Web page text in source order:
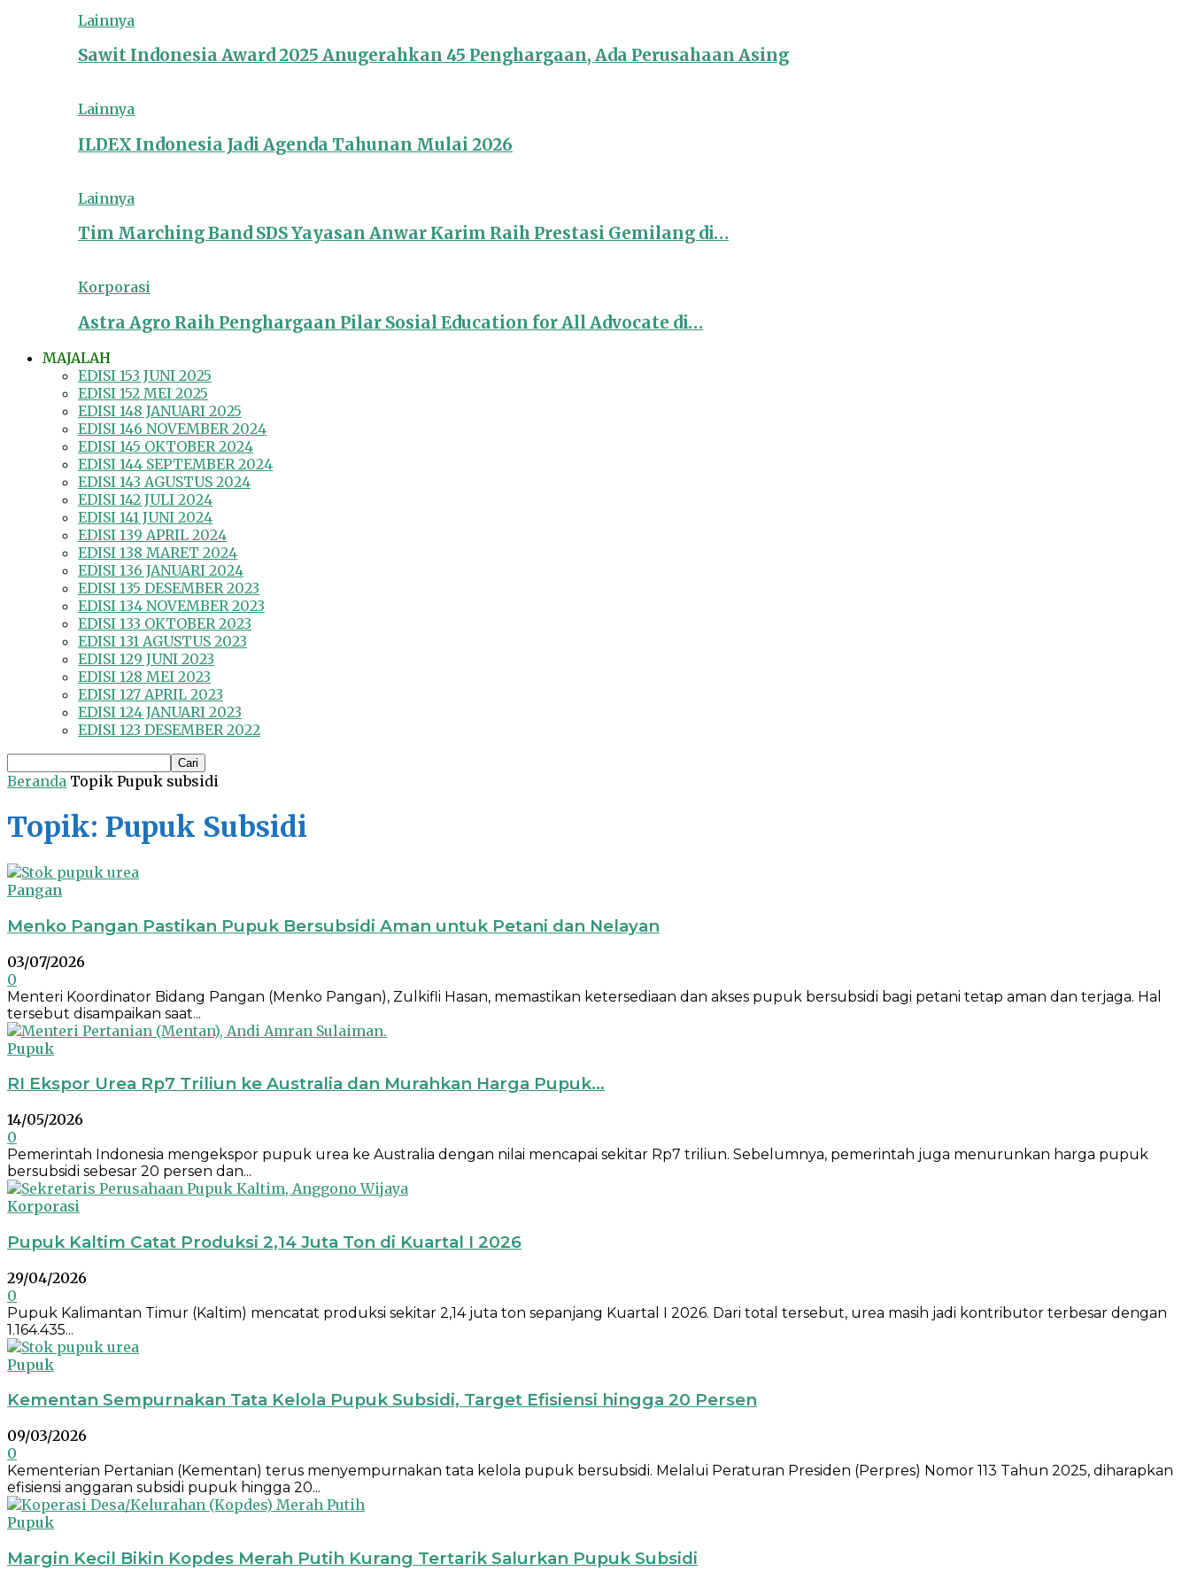
Lainnya
Sawit Indonesia Award 2025 Anugerahkan 45 Penghargaan, Ada Perusahaan Asing
Lainnya
ILDEX Indonesia Jadi Agenda Tahunan Mulai 2026
Lainnya
Tim Marching Band SDS Yayasan Anwar Karim Raih Prestasi Gemilang di…
Korporasi
Astra Agro Raih Penghargaan Pilar Sosial Education for All Advocate di…
MAJALAH
EDISI 153 JUNI 2025
EDISI 152 MEI 2025
EDISI 148 JANUARI 2025
EDISI 146 NOVEMBER 2024
EDISI 145 OKTOBER 2024
EDISI 144 SEPTEMBER 2024
EDISI 143 AGUSTUS 2024
EDISI 142 JULI 2024
EDISI 141 JUNI 2024
EDISI 139 APRIL 2024
EDISI 138 MARET 2024
EDISI 136 JANUARI 2024
EDISI 135 DESEMBER 2023
EDISI 134 NOVEMBER 2023
EDISI 133 OKTOBER 2023
EDISI 131 AGUSTUS 2023
EDISI 129 JUNI 2023
EDISI 128 MEI 2023
EDISI 127 APRIL 2023
EDISI 124 JANUARI 2023
EDISI 123 DESEMBER 2022
Beranda Topik Pupuk subsidi
Topik: Pupuk Subsidi
Pangan
Menko Pangan Pastikan Pupuk Bersubsidi Aman untuk Petani dan Nelayan
03/07/2026
0
Menteri Koordinator Bidang Pangan (Menko Pangan), Zulkifli Hasan, memastikan ketersediaan dan akses pupuk bersubsidi bagi petani tetap aman dan terjaga. Hal
tersebut disampaikan saat...
Pupuk
RI Ekspor Urea Rp7 Triliun ke Australia dan Murahkan Harga Pupuk...
14/05/2026
0
Pemerintah Indonesia mengekspor pupuk urea ke Australia dengan nilai mencapai sekitar Rp7 triliun. Sebelumnya, pemerintah juga menurunkan harga pupuk
bersubsidi sebesar 20 persen dan...
Korporasi
Pupuk Kaltim Catat Produksi 2,14 Juta Ton di Kuartal I 2026
29/04/2026
0
Pupuk Kalimantan Timur (Kaltim) mencatat produksi sekitar 2,14 juta ton sepanjang Kuartal I 2026. Dari total tersebut, urea masih jadi kontributor terbesar dengan
1.164.435...
Pupuk
Kementan Sempurnakan Tata Kelola Pupuk Subsidi, Target Efisiensi hingga 20 Persen
09/03/2026
0
Kementerian Pertanian (Kementan) terus menyempurnakan tata kelola pupuk bersubsidi. Melalui Peraturan Presiden (Perpres) Nomor 113 Tahun 2025, diharapkan
efisiensi anggaran subsidi pupuk hingga 20...
Pupuk
Margin Kecil Bikin Kopdes Merah Putih Kurang Tertarik Salurkan Pupuk Subsidi